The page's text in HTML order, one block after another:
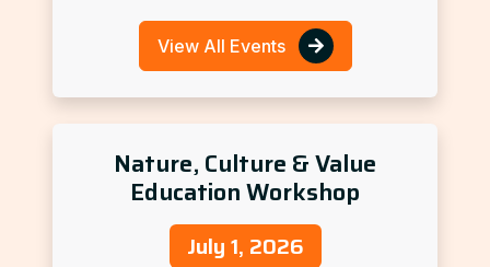
View All Events
Nature, Culture & Value
Education Workshop
July 1, 2026